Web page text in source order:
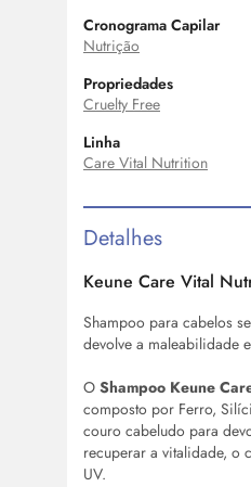
Cronograma Capilar
Nutrição
Propriedades
Cruelty Free
Linha
Care Vital Nutrition
Detalhes
Keune Care Vital
Shampoo para cabelos
devolve a maleabilidade
O Shampoo Keune
composto por Ferro,
couro cabeludo para
recuperar a vitalidade, o
UV.